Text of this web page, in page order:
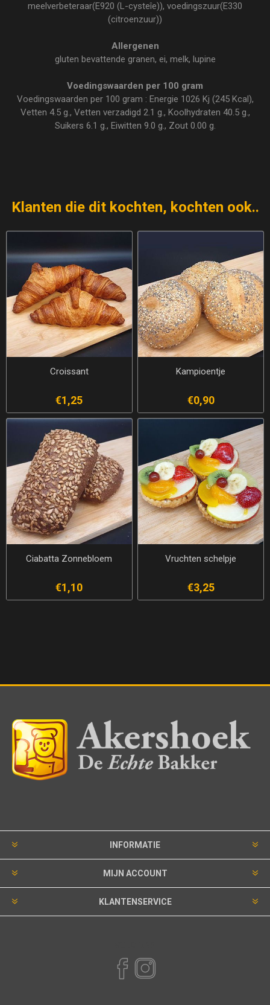
meelverbeteraar(E920 (L-cysteîe)), voedingszuur(E330
(citroenzuur))
Allergenen
gluten bevattende granen, ei, melk, lupine
Voedingswaarden per 100 gram
Voedingswaarden per 100 gram : Energie 1026 Kj (245 Kcal),
Vetten 4.5 g., Vetten verzadigd 2.1 g., Koolhydraten 40.5 g.,
Suikers 6.1 g., Eiwitten 9.0 g., Zout 0.00 g.
Klanten die dit kochten, kochten ook..
Croissant
€1,25
Kampioentje
€0,90
Ciabatta Zonnebloem
€1,10
Vruchten schelpje
€3,25
INFORMATIE
MIJN ACCOUNT
KLANTENSERVICE